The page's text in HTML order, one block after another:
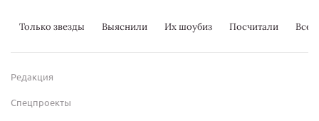
Только звезды Выяснили Их шоубиз Посчитали
Редакция
Спецпроекты